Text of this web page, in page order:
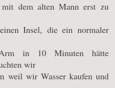
dem alten Mann erst zu
Insel, die ein normaler
in 10 Minuten hätte
wir
weil wir Wasser kaufen und